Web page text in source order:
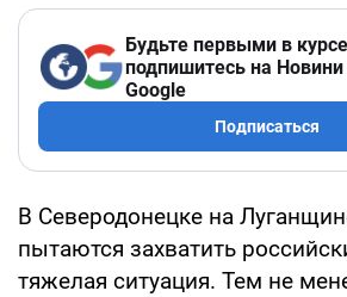
Будьте первыми в
подпишитесь на Новини
Google
Подписаться
В Северодонецке на
пытаются захватить
тяжелая ситуация. Тем не